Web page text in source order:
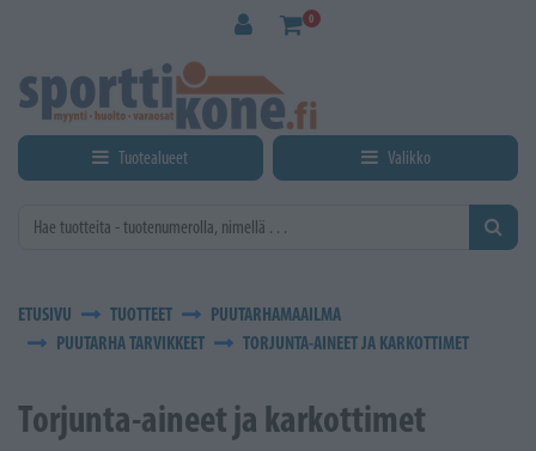
0
Tuotealueet Valikko
ETUSIVU TUOTTEET
PUUTARHAMAAILMA
PUUTARHA TARVIKKEET
TORJUNTA-AINEET JA KARKOTTIMET
Torjunta-aineet ja karkottimet